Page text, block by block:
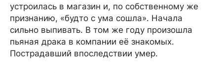
устроилась в магазин и, по собственному же
признанию, «будто с ума сошла». Начала
сильно выпивать. В том же году произошла
пьяная драка в компании её знакомых.
Пострадавший впоследствии умер.